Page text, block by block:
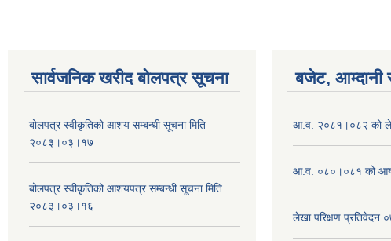
सार्वजनिक खरीद बोलपत्र सूचना
बोलपत्र स्वीकृतिको आशय सम्बन्धी सूचना मिति
२०८३।०३।१७
बोलपत्र स्वीकृतिको आशयपत्र सम्बन्धी सूचना मिति
२०८३।०३।१६
बजेट, आम्दानी
आ.व. २०८१।०८२ को
आ.व. ०८०।०८१ को आय
लेखा परिक्षण प्रतिवेदन